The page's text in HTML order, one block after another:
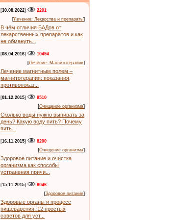
[30.08.2022]
2201
[Лечение: Лекарства и препараты]
В чём отличия БАДов от
лекарственных препаратов и как
не обмануть...
[08.04.2016]
10494
[Лечение: Магнитотерапия]
Лечение магнитным полем –
магнитотерапия: показания,
противопоказ...
[01.12.2015]
8510
[Очищение организма]
Сколько воды нужно выпивать за
день? Какую воду пить? Почему
пить...
[16.11.2015]
8200
[Очищение организма]
Здоровое питание и очистка
организма как способы
устранения причи...
[15.11.2015]
8046
[Здоровое питание]
Здоровые органы и процесс
пищеварения: 12 простых
советов для уст...